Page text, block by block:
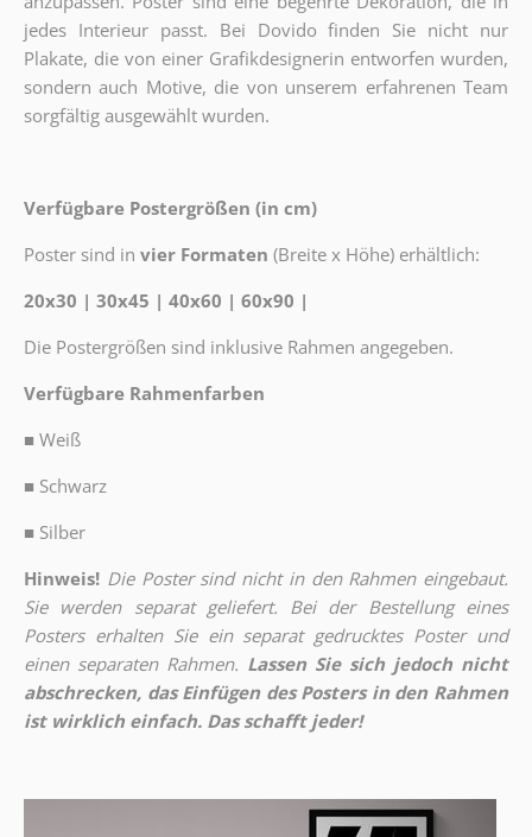
jedes Interieur passt. Bei Dovido finden Sie nicht nur
Plakate, die von einer Grafikdesignerin entworfen wurden,
sondern auch Motive, die von unserem erfahrenen Team
sorgfältig ausgewählt wurden.
Verfügbare Postergrößen (in cm)
Poster sind in vier Formaten (Breite x Höhe) erhältlich:
20x30 | 30x45 | 40x60 | 60x90 |
Die Postergrößen sind inklusive Rahmen angegeben.
Verfügbare Rahmenfarben
■ Weiß
■ Schwarz
■ Silber
Hinweis! Die Poster sind nicht in den Rahmen eingebaut.
Sie werden separat geliefert. Bei der Bestellung eines
Posters erhalten Sie ein separat gedrucktes Poster und
einen separaten Rahmen. Lassen Sie sich jedoch nicht
abschrecken, das Einfügen des Posters in den Rahmen
ist wirklich einfach. Das schafft jeder!